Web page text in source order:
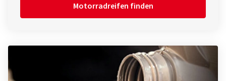
Motorradreifen finden